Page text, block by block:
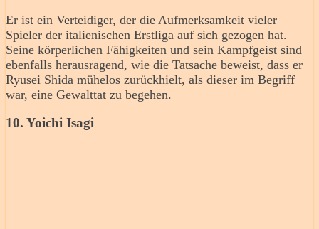
Er ist ein Verteidiger, der die Aufmerksamkeit vieler
Spieler der italienischen Erstliga auf sich gezogen hat.
Seine körperlichen Fähigkeiten und sein Kampfgeist sind
ebenfalls herausragend, wie die Tatsache beweist, dass er
Ryusei Shida mühelos zurückhielt, als dieser im Begriff
war, eine Gewalttat zu begehen.
10. Yoichi Isagi